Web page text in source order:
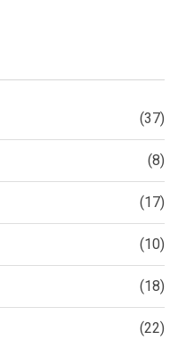
(37)
(8)
(17)
(10)
(18)
(22)